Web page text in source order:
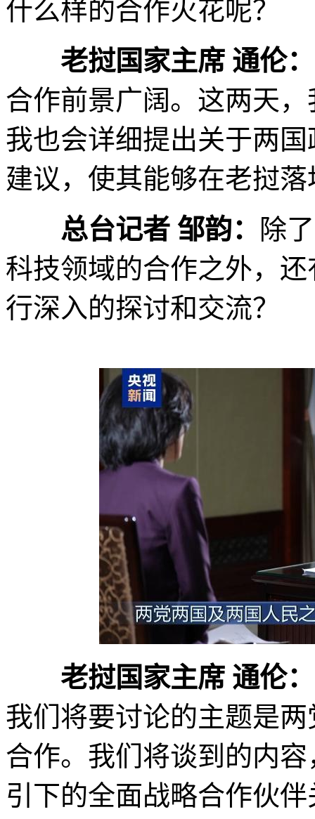
什么样的合作火花呢？
老挝国家主席 通伦：
合作前景广阔。这两天
我也会详细提出关于两
建议，使其能够在老挝落
总台记者 邹韵：
除
科技领域的合作之外，
行深入的探讨和交流？
老挝国家主席 通伦：
我们将要讨论的主题是
合作。我们将谈到的内
引下的全面战略合作伙